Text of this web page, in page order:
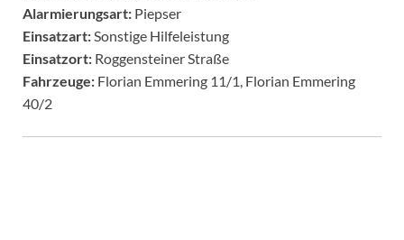
Alarmierungsart: Piepser
Einsatzart: Sonstige Hilfeleistung
Einsatzort: Roggensteiner Straße
Fahrzeuge: Florian Emmering 11/1, Florian Emmering
40/2